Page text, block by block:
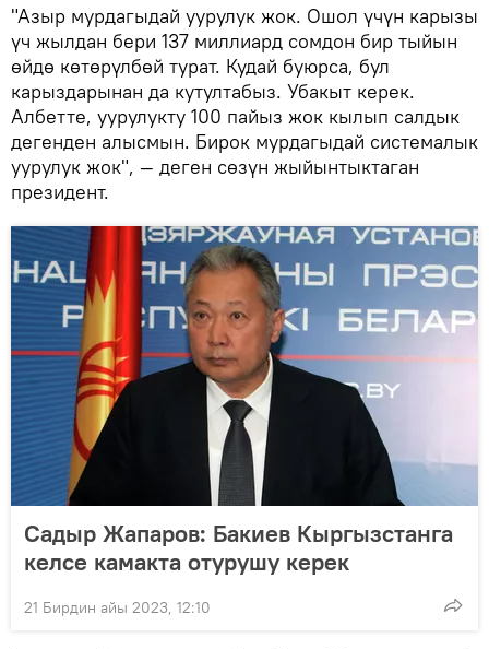
"Азыр мурдагыдай уурулук жок. Ошол үчүн карызы
үч жылдан бери 137 миллиард сомдон бир тыйын
өйдө көтөрүлбөй турат. Кудай буюрса, бул
карыздарынан да кутултабыз. Убакыт керек.
Албетте, уурулукту 100 пайыз жок кылып салдык
дегенден алысмын. Бирок мурдагыдай системалык
уурулук жок", — деген сөзүн жыйынтыктаган
президент.
Садыр Жапаров: Бакиев Кыргызстанга
келсе камакта отурушу керек
21 Бирдин айы 2023, 12:10